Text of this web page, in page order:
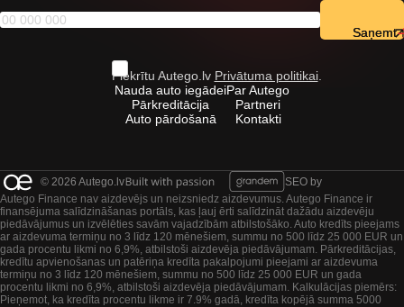
Piekrītu Autego.lv Privātuma politikai.
Nauda auto iegādei
Pārkreditācija
Auto pārdošanā
Par Autego
Partneri
Kontakti
© 2026 Autego.lv
SEO by
Autego Finance nav aizdevējs un neizsniedz aizdevumus. Autego Finance ir
finansējuma salīdzināšanas portāls, kas ļauj ērti salīdzināt dažādu aizdevēju
piedāvājumus un izvēlēties savām vajadzībām atbilstošāko. Auto kredīts pieejams
ar aizdevuma termiņu no 3 līdz 120 mēnešiem, summu no 500 līdz 25 000 EUR un
gada procentu likmi no 6,9%, atbilstoši aizdevēja piedāvājumam. Pārkreditācijas,
kredītu apvienošanas un patēriņa kredīta pakalpojumi pieejami ar aizdevuma
termiņu no 3 līdz 120 mēnešiem, summu no 500 līdz 25 000 EUR un gada
procentu likmi no 6,9%, atbilstoši aizdevēja piedāvājumam. Kalkulācijas piemērs:
Pieņemot, ka kredīta procentu likme ir 7.9% gadā, kredīta kopējā summa 5000